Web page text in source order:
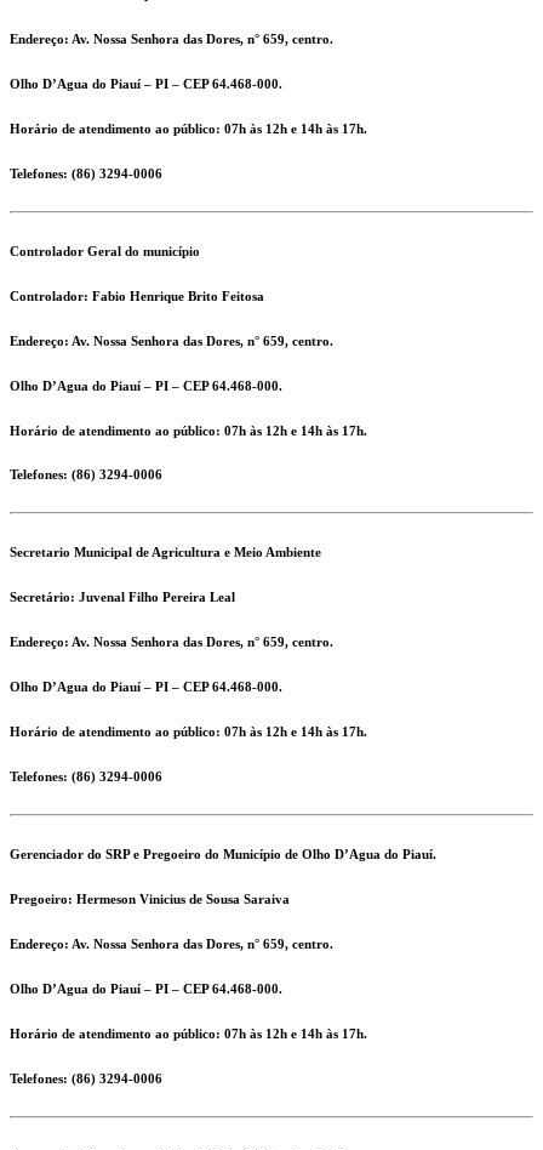
Endereço: Av. Nossa Senhora das Dores, n° 659, centro.
Olho D’Agua do Piauí – PI – CEP 64.468-000.
Horário de atendimento ao público: 07h às 12h e 14h às 17h.
Telefones: (86) 3294-0006
Controlador Geral do município
Controlador: Fabio Henrique Brito Feitosa
Endereço: Av. Nossa Senhora das Dores, n° 659, centro.
Olho D’Agua do Piauí – PI – CEP 64.468-000.
Horário de atendimento ao público: 07h às 12h e 14h às 17h.
Telefones: (86) 3294-0006
Secretario Municipal de Agricultura e Meio Ambiente
Secretário: Juvenal Filho Pereira Leal
Endereço: Av. Nossa Senhora das Dores, n° 659, centro.
Olho D’Agua do Piauí – PI – CEP 64.468-000.
Horário de atendimento ao público: 07h às 12h e 14h às 17h.
Telefones: (86) 3294-0006
Gerenciador do SRP e Pregoeiro do Município de Olho D’Agua do Piauí.
Pregoeiro: Hermeson Vinicius de Sousa Saraiva
Endereço: Av. Nossa Senhora das Dores, n° 659, centro.
Olho D’Agua do Piauí – PI – CEP 64.468-000.
Horário de atendimento ao público: 07h às 12h e 14h às 17h.
Telefones: (86) 3294-0006